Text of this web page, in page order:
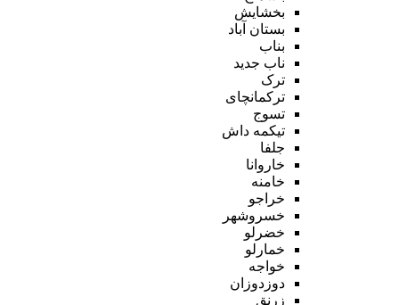
بخشایش
بستان آباد
بناب
ناب جدید
ترک
ترکمانچای
تسوج
تیکمه داش
جلفا
خاروانا
خامنه
خراجو
خسروشهر
خضرلو
خمارلو
خواجه
دوزدوزان
زرنق